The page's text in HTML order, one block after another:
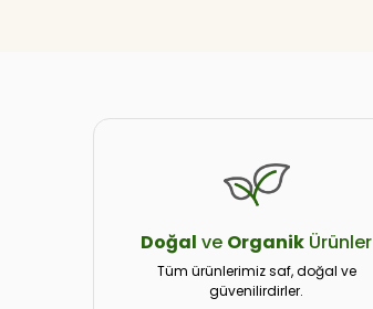
Doğal ve Organik Ürünler
Tüm ürünlerimiz saf, doğal ve
güvenilirdirler.